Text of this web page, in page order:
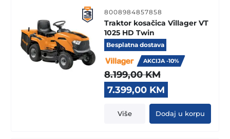
8008984857858
Traktor kosačica Villager VT
1025 HD Twin
Besplatna dostava
AKCIJA -10%
8.199,00KM
Original
price
was:
8.199,00 KM.
7.399,00 KM
price
is:
7.399,00 KM.
Više Dodaj u korpu